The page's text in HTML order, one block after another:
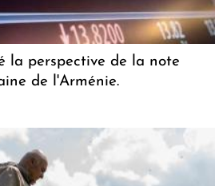
la perspective de la note
de l'Arménie.